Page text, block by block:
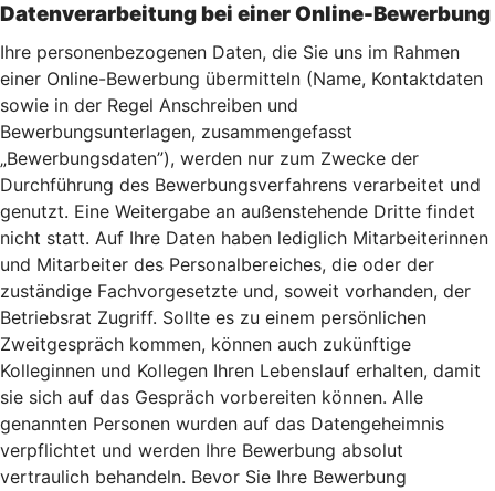
Datenverarbeitung bei einer Online-Bewerbung
Ihre personenbezogenen Daten, die Sie uns im Rahmen
einer Online-Bewerbung übermitteln (Name, Kontaktdaten
sowie in der Regel Anschreiben und
Bewerbungsunterlagen, zusammengefasst
„Bewerbungsdaten”), werden nur zum Zwecke der
Durchführung des Bewerbungsverfahrens verarbeitet und
genutzt. Eine Weitergabe an außenstehende Dritte findet
nicht statt. Auf Ihre Daten haben lediglich Mitarbeiterinnen
und Mitarbeiter des Personalbereiches, die oder der
zuständige Fachvorgesetzte und, soweit vorhanden, der
Betriebsrat Zugriff. Sollte es zu einem persönlichen
Zweitgespräch kommen, können auch zukünftige
Kolleginnen und Kollegen Ihren Lebenslauf erhalten, damit
sie sich auf das Gespräch vorbereiten können. Alle
genannten Personen wurden auf das Datengeheimnis
verpflichtet und werden Ihre Bewerbung absolut
vertraulich behandeln. Bevor Sie Ihre Bewerbung